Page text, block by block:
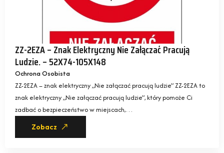
ZZ-2EZA – Znak Elektryczny Nie Załączać Pracują
Ludzie. – 52X74-105X148
Ochrona Osobista
ZZ-2EZA – znak elektryczny „Nie załączać pracują ludzie” ZZ-2EZA to
znak elektryczny „Nie załączać pracują ludzie”, który pomoże Ci
zadbać o bezpieczeństwo w miejscach,…
Zobacz